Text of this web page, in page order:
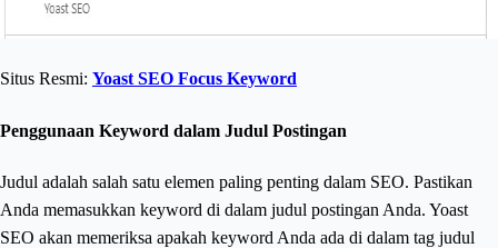
Situs Resmi: Yoast SEO Focus Keyword
Penggunaan Keyword dalam Judul Postingan
Judul adalah salah satu elemen paling penting dalam SEO. Pastikan
Anda memasukkan keyword di dalam judul postingan Anda. Yoast
SEO akan memeriksa apakah keyword Anda ada di dalam tag judul